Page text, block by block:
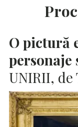
O pictură
personaje
UNIRII,